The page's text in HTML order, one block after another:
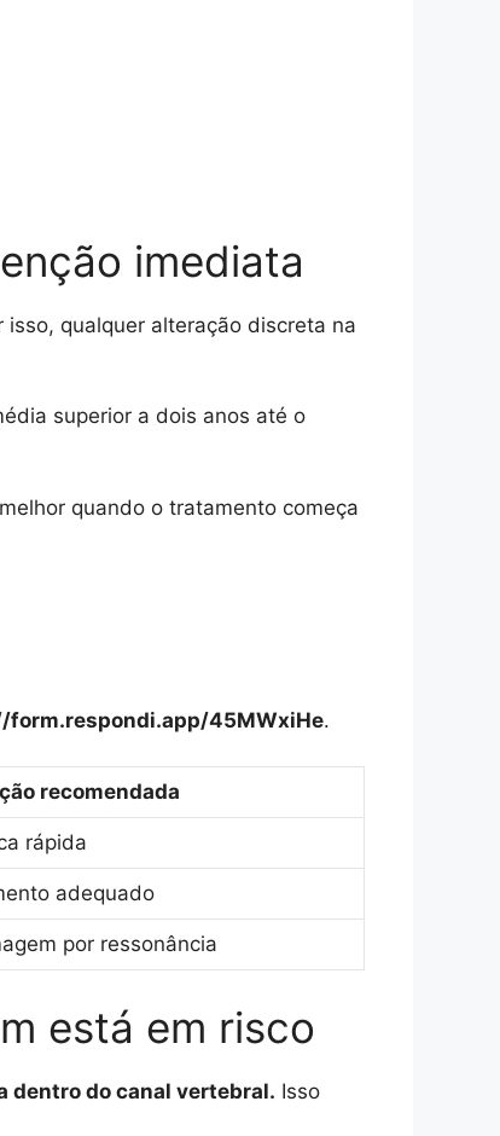
imediata
isso, qualquer alteração discreta na
superior a dois anos até o
quando o tratamento começa
form.respondi.app/45MWxiHe.
recomendada
rápida
adequado
por ressonância
está em risco
dentro do canal vertebral. Isso